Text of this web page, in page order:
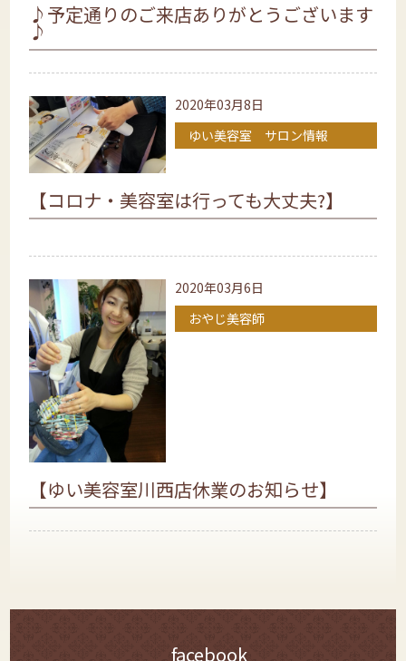
♪予定通りのご来店ありがとうございます
♪
2020年03月8日
ゆい美容室 サロン情報
【コロナ・美容室は行っても大丈夫?】
2020年03月6日
おやじ美容師
【ゆい美容室川西店休業のお知らせ】
facebook